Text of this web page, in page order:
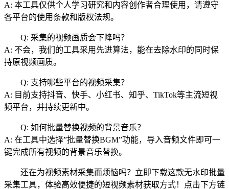
A: 本工具仅供个人学习研究和内容创作者合理使用，请遵守
各平台的使用条款和版权法规。
Q: 采集的视频画质会下降吗？
A: 不会，我们的工具采用先进算法，能在去除水印的同时保
持原视频画质。
Q: 支持哪些平台的视频采集？
A: 目前支持抖音、快手、小红书、知乎、TikTok等主流短视
频平台，并持续更新中。
Q: 如何批量替换视频的背景音乐？
A: 在工具中选择”批量替换BGM”功能，导入音频文件即可一
键完成所有视频的背景音乐替换。
还在为视频素材采集而烦恼吗？立即下载这款无水印批量
采集工具，体验高效便捷的短视频素材获取方式！点击下方链